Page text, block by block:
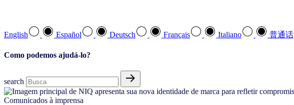
English Español Deutsch Français Italiano 普通话
Como podemos ajudá-lo?
search
Comunicados à imprensa